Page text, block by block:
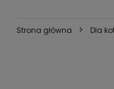
Strona główna > Dla